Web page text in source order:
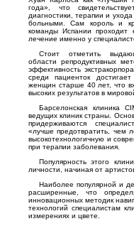
года», что
диагностики, терапии и
больными. Сам король и
команды Испании проходит
лечение именно у
Стоит отметить
области репродуктивных
эффективность
среди пациенток
женщин старше 40 лет, что
высоких результатов в
Барселонская клиника
ведущих клиник страны.
придерживаются
«лучше предотвратить, чем
высокотехнологичную и
при терапии заболевания.
Популярность этого
личности, начиная от
Наиболее популярной и
расширенные, что
инновационных методик
технологий специалистам
измерениях и цвете.